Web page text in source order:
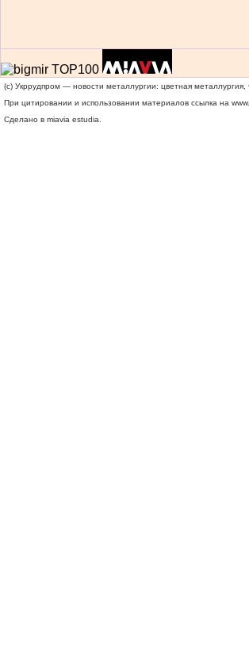
(c) Укррудпром — новости металлургии: цветная
При цитировании и использовании материалов ссылка на
Сделано в miavia estudia.